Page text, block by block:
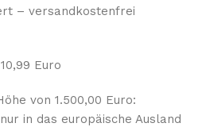
– versandkostenfrei
Euro
von 1.500,00 Euro:
in das europäische Ausland